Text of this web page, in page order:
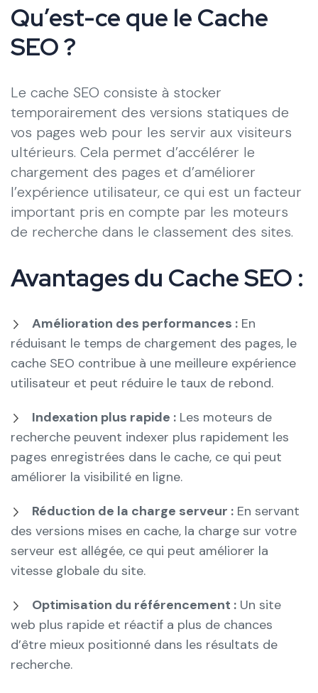
Qu’est-ce que le Cache
SEO ?
Le cache SEO consiste à stocker
temporairement des versions statiques de
vos pages web pour les servir aux visiteurs
ultérieurs. Cela permet d’accélérer le
chargement des pages et d’améliorer
l’expérience utilisateur, ce qui est un facteur
important pris en compte par les moteurs
de recherche dans le classement des sites.
Avantages du Cache SEO :
Amélioration des performances : En
réduisant le temps de chargement des pages, le
cache SEO contribue à une meilleure expérience
utilisateur et peut réduire le taux de rebond.
Indexation plus rapide : Les moteurs de
recherche peuvent indexer plus rapidement les
pages enregistrées dans le cache, ce qui peut
améliorer la visibilité en ligne.
Réduction de la charge serveur : En servant
des versions mises en cache, la charge sur votre
serveur est allégée, ce qui peut améliorer la
vitesse globale du site.
Optimisation du référencement : Un site
web plus rapide et réactif a plus de chances
d’être mieux positionné dans les résultats de
recherche.